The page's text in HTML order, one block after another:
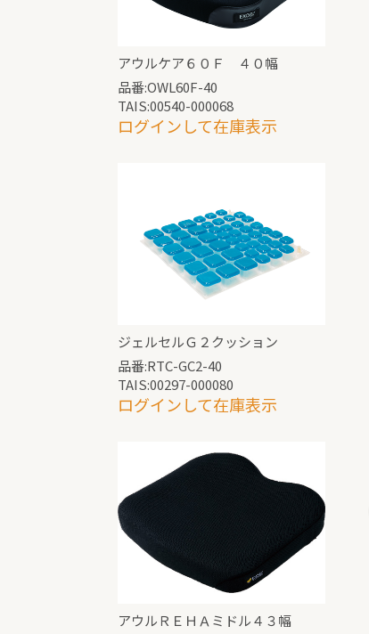
アウルケア６０Ｆ ４０幅
品番:OWL60F-40
TAIS:00540-000068
ログインして在庫表示
ジェルセルＧ２クッション
品番:RTC-GC2-40
TAIS:00297-000080
ログインして在庫表示
アウルＲＥＨＡミドル４３幅